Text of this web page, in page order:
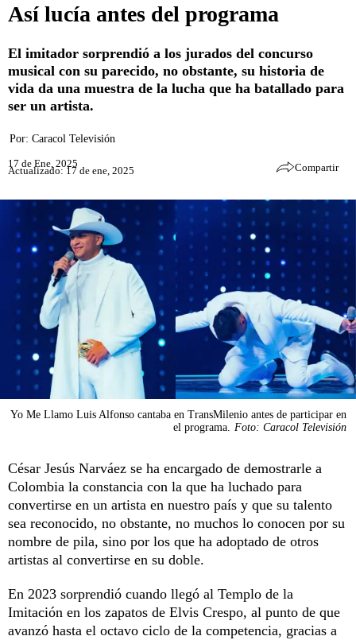
Así lucía antes del programa
El imitador sorprendió a los jurados del concurso
musical con su parecido, no obstante, su historia de
vida da una muestra de la lucha que ha batallado para
ser un artista.
Por: Caracol Televisión
17 de Ene, 2025
Actualizado: 17 de ene, 2025 Compartir
Yo Me Llamo Luis Alfonso cantaba en TransMilenio antes de participar en
el programa. Foto: Caracol Televisión
César Jesús Narváez se ha encargado de demostrarle a
Colombia la constancia con la que ha luchado para
convertirse en un artista en nuestro país y que su talento
sea reconocido, no obstante, no muchos lo conocen por su
nombre de pila, sino por los que ha adoptado de otros
artistas al convertirse en su doble.
En 2023 sorprendió cuando llegó al Templo de la
Imitación en los zapatos de Elvis Crespo, al punto de que
avanzó hasta el octavo ciclo de la competencia, gracias a